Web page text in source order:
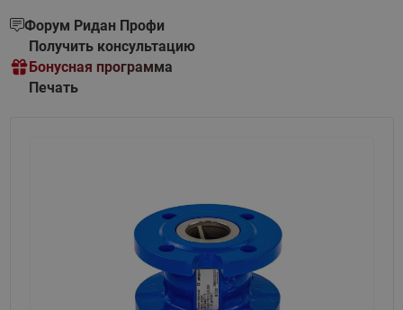
Форум Ридан Профи
Получить консультацию
Бонусная программа
Печать